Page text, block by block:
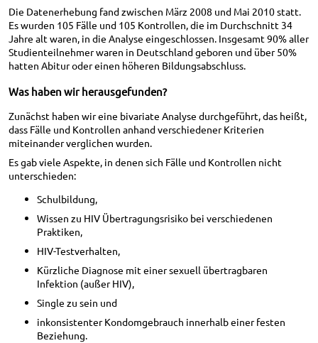
Die Datenerhebung fand zwischen März 2008 und Mai 2010 statt.
Es wurden 105 Fälle und 105 Kontrollen, die im Durchschnitt 34
Jahre alt waren, in die Analyse eingeschlossen. Insgesamt 90% aller
Studienteilnehmer waren in Deutschland geboren und über 50%
hatten Abitur oder einen höheren Bildungsabschluss.
Was haben wir herausgefunden?
Zunächst haben wir eine bivariate Analyse durchgeführt, das heißt,
dass Fälle und Kontrollen anhand verschiedener Kriterien
miteinander verglichen wurden.
Es gab viele Aspekte, in denen sich Fälle und Kontrollen nicht
unterschieden:
Schulbildung,
Wissen zu HIV Übertragungsrisiko bei verschiedenen
Praktiken,
HIV-Testverhalten,
Kürzliche Diagnose mit einer sexuell übertragbaren
Infektion (außer HIV),
Single zu sein und
inkonsistenter Kondomgebrauch innerhalb einer festen
Beziehung.